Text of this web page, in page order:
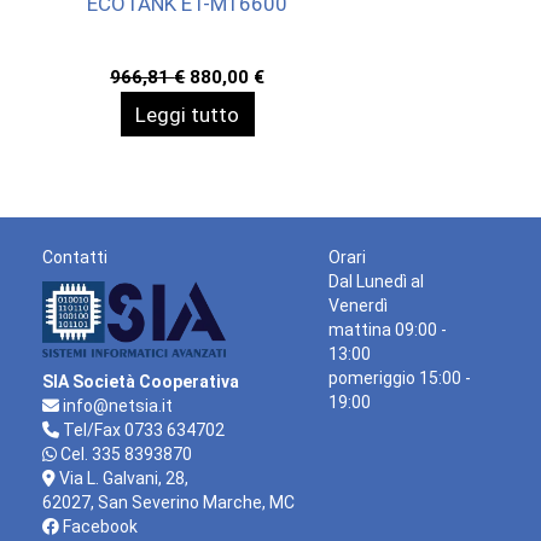
966,81€ Il
prezzo
originale
era:
880,00 €Il
Leggi tutto
Contatti
SIA Società Cooperativa
info@netsia.it
Tel/Fax 0733 634702
Cel. 335 8393870
Via L. Galvani, 28,
62027, San Severino Marche, MC
Facebook
Orari
Dal Lunedì al
Venerdì
mattina 09:00 -
13:00
pomeriggio 15:00 -
19:00